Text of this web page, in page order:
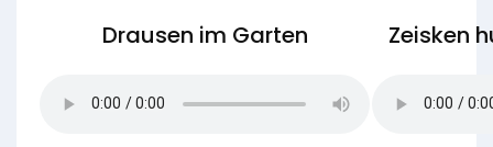
Drausen im Garten Zeisken